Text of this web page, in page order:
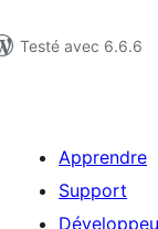
Testé avec 6.6.6
Apprendre
Support